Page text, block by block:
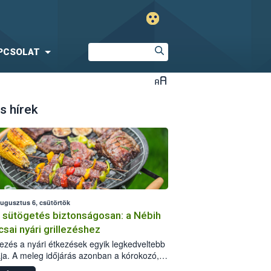
hírek
6, csütörtök
sütögetés biztonságosan: a Nébih
nyári grillezéshez
a nyári étkezések egyik legkedveltebb
A meleg időjárás azonban a kórokozó,
okozó baktériumok gyorsabb